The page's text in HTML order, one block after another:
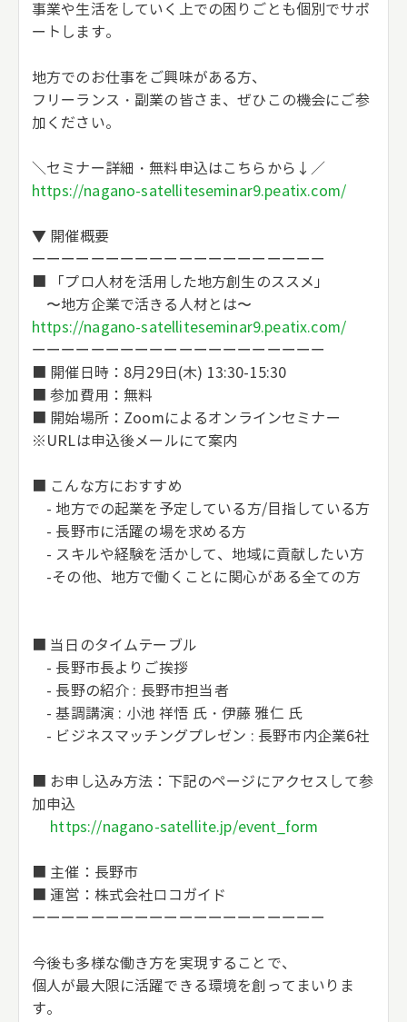
事業や生活をしていく上での困りごとも個別でサポ
ートします。
地方でのお仕事をご興味がある方、
フリーランス・副業の皆さま、ぜひこの機会にご参
加ください。
＼セミナー詳細・無料申込はこちらから↓／
https://nagano-satelliteseminar9.peatix.com/
▼ 開催概要
ーーーーーーーーーーーーーーーーーーーー
■ 「プロ人材を活用した地方創生のススメ」
〜地方企業で活きる人材とは〜
https://nagano-satelliteseminar9.peatix.com/
ーーーーーーーーーーーーーーーーーーーー
■ 開催日時：8月29日(木) 13:30-15:30
■ 参加費用：無料
■ 開始場所：Zoomによるオンラインセミナー
※URLは申込後メールにて案内
■ こんな方におすすめ
- 地方での起業を予定している方/目指している方
- 長野市に活躍の場を求める方
- スキルや経験を活かして、地域に貢献したい方
-その他、地方で働くことに関心がある全ての方
■ 当日のタイムテーブル
- 長野市長よりご挨拶
- 長野の紹介 : 長野市担当者
- 基調講演 : 小池 祥悟 氏・伊藤 雅仁 氏
- ビジネスマッチングプレゼン : 長野市内企業6社
■ お申し込み方法：下記のページにアクセスして参
加申込
https://nagano-satellite.jp/event_form
■ 主催：長野市
■ 運営：株式会社ロコガイド
ーーーーーーーーーーーーーーーーーーーー
今後も多様な働き方を実現することで、
個人が最大限に活躍できる環境を創ってまいりま
す。